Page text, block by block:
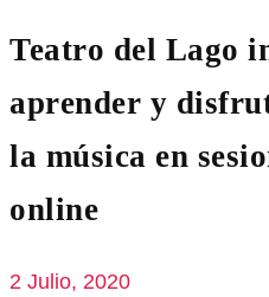
Teatro del Lago
aprender y
la música en
online
2 Julio, 2020